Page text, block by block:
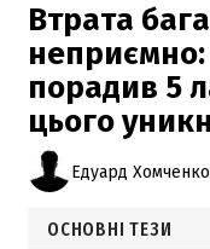
Втрата
порадив 5
цього
Едуард Хомченко
ОСНОВНІ ТЕЗИ